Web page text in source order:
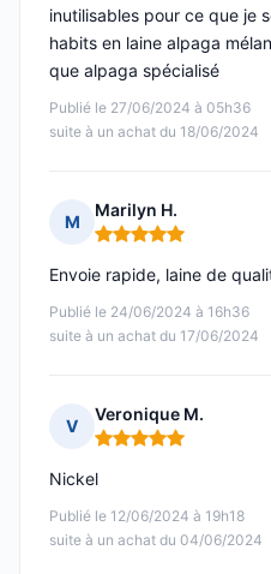
Publié le 27/06/2024 à 05h36
suite à un achat du 18/06/2024
inutilisables pour ce que je
habits en laine alpaga
que alpaga spécialisé
M
Marilyn H.
Note : 5 sur 5
Publié le 24/06/2024 à 16h36
suite à un achat du 17/06/2024
Envoie rapide, laine de
V
Veronique M.
Note : 5 sur 5
Publié le 12/06/2024 à 19h18
suite à un achat du 04/06/2024
Nickel